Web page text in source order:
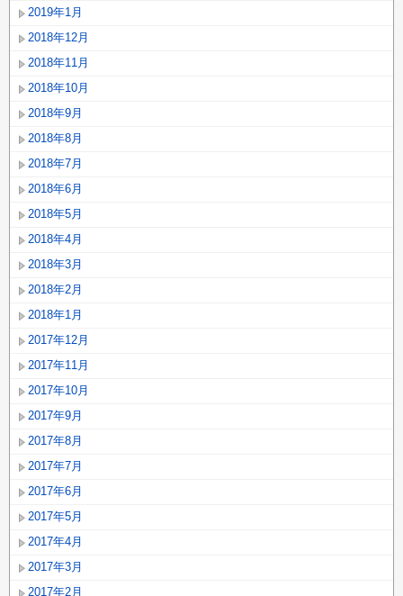
2019年1月
2018年12月
2018年11月
2018年10月
2018年9月
2018年8月
2018年7月
2018年6月
2018年5月
2018年4月
2018年3月
2018年2月
2018年1月
2017年12月
2017年11月
2017年10月
2017年9月
2017年8月
2017年7月
2017年6月
2017年5月
2017年4月
2017年3月
2017年2月